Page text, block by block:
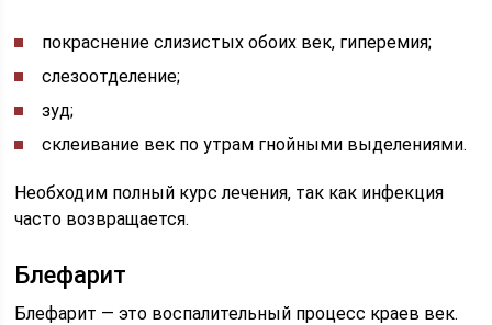
покраснение слизистых обоих век, гиперемия;
слезоотделение;
зуд;
склеивание век по утрам гнойными выделениями.
Необходим полный курс лечения, так как инфекция
часто возвращается.
Блефарит
Блефарит — это воспалительный процесс краев век.